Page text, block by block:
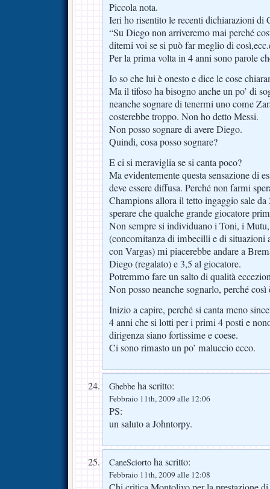
Piccola nota.
Ieri ho risentito le recenti dichiarazioni di
“Su Diego non arriveremo mai perché
ditemi voi se si può far meglio di
Per la prima volta in 4 anni sono parole
Io so che lui è onesto e dice le cose
Ma il tifoso ha bisogno anche un po’ di
neanche sognare di tenermi uno come
costerebbe troppo. Non ho detto Messi.
Non posso sognare di avere Diego.
Quindi, cosa posso sognare?
E ci si meraviglia se si canta poco?
Ma evidentemente questa sensazione di
deve essere diffusa. Perché non farmi
Champions allora il tetto ingaggio sale
sperare che qualche grande giocatore
Non sempre si individuano i Toni, i
(concomitanza di imbecilli e di
con Vargas) mi piacerebbe andare a
Diego (regalato) e 3,5 al giocatore.
Potremmo fare un salto di qualità
Non posso neanche sognarlo, perché così
Inizio a capire, perché si canta meno
4 anni che si lotti per i primi 4 posti e
dirigenza siano fortissime e coese.
Ci sono rimasto un po’ maluccio ecco.
Ghebbe ha scritto:
Febbraio 11th, 2009 alle 12:06
PS:
un saluto a Johntorpy.
CaneSciorto ha scritto:
Febbraio 11th, 2009 alle 12:08